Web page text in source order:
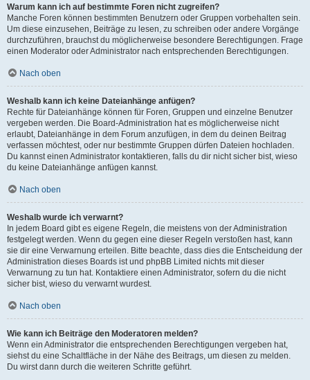
Warum kann ich auf bestimmte Foren nicht zugreifen?
Manche Foren können bestimmten Benutzern oder Gruppen vorbehalten sein.
Um diese einzusehen, Beiträge zu lesen, zu schreiben oder andere Vorgänge
durchzuführen, brauchst du möglicherweise besondere Berechtigungen. Frage
einen Moderator oder Administrator nach entsprechenden Berechtigungen.
Nach oben
Weshalb kann ich keine Dateianhänge anfügen?
Rechte für Dateianhänge können für Foren, Gruppen und einzelne Benutzer
vergeben werden. Die Board-Administration hat es möglicherweise nicht
erlaubt, Dateianhänge in dem Forum anzufügen, in dem du deinen Beitrag
verfassen möchtest, oder nur bestimmte Gruppen dürfen Dateien hochladen.
Du kannst einen Administrator kontaktieren, falls du dir nicht sicher bist, wieso
du keine Dateianhänge anfügen kannst.
Nach oben
Weshalb wurde ich verwarnt?
In jedem Board gibt es eigene Regeln, die meistens von der Administration
festgelegt werden. Wenn du gegen eine dieser Regeln verstoßen hast, kann
sie dir eine Verwarnung erteilen. Bitte beachte, dass dies die Entscheidung der
Administration dieses Boards ist und phpBB Limited nichts mit dieser
Verwarnung zu tun hat. Kontaktiere einen Administrator, sofern du die nicht
sicher bist, wieso du verwarnt wurdest.
Nach oben
Wie kann ich Beiträge den Moderatoren melden?
Wenn ein Administrator die entsprechenden Berechtigungen vergeben hat,
siehst du eine Schaltfläche in der Nähe des Beitrags, um diesen zu melden.
Du wirst dann durch die weiteren Schritte geführt.